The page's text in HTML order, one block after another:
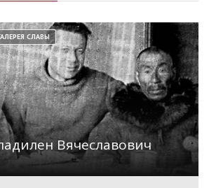
Вячеславович
СЛАВЫ